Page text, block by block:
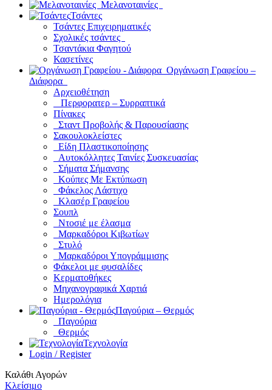
Μελανοταινίες
Τσάντες
Τσάντες Επιχειρηματικές
Σχολικές τσάντες
Τσαντάκια Φαγητού
Κασετίνες
Οργάνωση Γραφείου –
Διάφορα
Αρχειοθέτηση
Περφορατερ – Συρραπτικά
Πίνακες
Σταντ Προβολής & Παρουσίασης
Σακουλοκλείστες
Είδη Πλαστικοποίησης
Αυτοκόλλητες Ταινίες Συσκευασίας
Σήματα Σήμανσης
Κούπες Με Εκτύπωση
Φάκελος Λάστιχο
Κλασέρ Γραφείου
Σουπλ
Ντοσιέ με έλασμα
Μαρκαδόροι Κιβωτίων
Στυλό
Μαρκαδόροι Υπογράμμισης
Φάκελοι με φυσαλίδες
Κερματοθήκες
Μηχανογραφικά Χαρτιά
Ημερολόγια
Παγούρια – Θερμός
Παγούρια
Θερμός
Τεχνολογία
Login / Register
Καλάθι Αγορών
Κλείσιμο